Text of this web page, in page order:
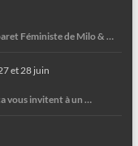
Féministe de Milo & …
et 28 juin
vous invitent à un …